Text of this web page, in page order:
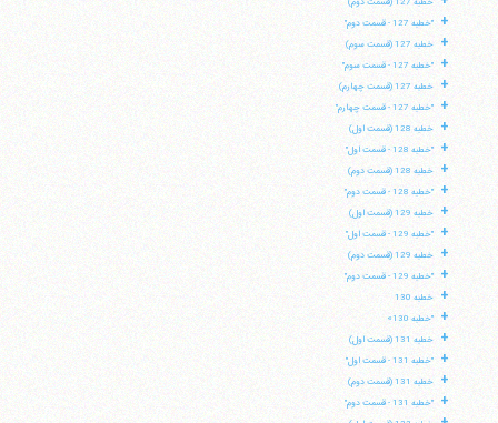
+ "خطبه 127 - قسمت دوم"
+ خطبه 127 (قسمت سوم)
+ "خطبه 127 - قسمت سوم"
+ خطبه 127 (قسمت چهارم)
+ "خطبه 127 - قسمت چهارم"
+ خطبه 128 (قسمت اول)
+ "خطبه 128 - قسمت اول"
+ خطبه 128 (قسمت دوم)
+ "خطبه 128 - قسمت دوم"
+ خطبه 129 (قسمت اول)
+ "خطبه 129 - قسمت اول"
+ خطبه 129 (قسمت دوم)
+ "خطبه 129 - قسمت دوم"
+ خطبه 130
+ "خطبه 130»
+ خطبه 131 (قسمت اول)
+ "خطبه 131 - قسمت اول"
+ خطبه 131 (قسمت دوم)
+ "خطبه 131 - قسمت دوم"